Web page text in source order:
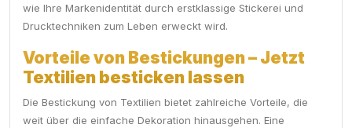
wie Ihre Markenidentität durch erstklassige Stickerei und
Drucktechniken zum Leben erweckt wird.
Vorteile von Bestickungen – Jetzt
Textilien besticken lassen
Die Bestickung von Textilien bietet zahlreiche Vorteile, die
weit über die einfache Dekoration hinausgehen. Eine